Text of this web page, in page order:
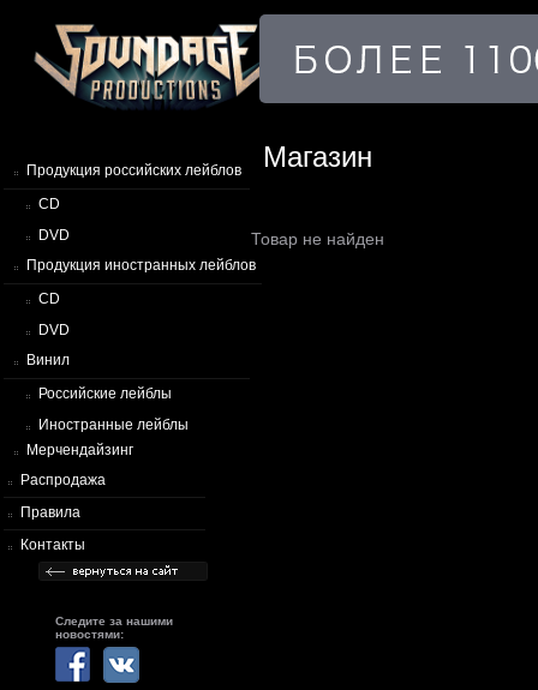
Продукция российских лейблов
CD
DVD
Продукция иностранных лейблов
CD
DVD
Винил
Российские лейблы
Иностранные лейблы
Мерчендайзинг
Распродажа
Правила
Контакты
Следите за нашими
новостями:
Магазин
Товар не найден